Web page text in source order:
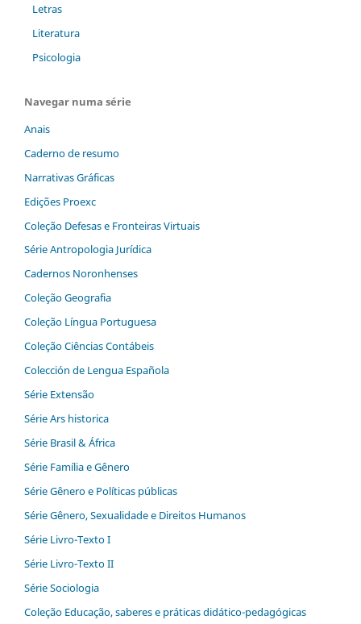
Letras
Literatura
Psicologia
Navegar numa série
Anais
Caderno de resumo
Narrativas Gráficas
Edições Proexc
Coleção Defesas e Fronteiras Virtuais
Série Antropologia Jurídica
Cadernos Noronhenses
Coleção Geografia
Coleção Língua Portuguesa
Coleção Ciências Contábeis
Colección de Lengua Española
Série Extensão
Série Ars historica
Série Brasil & África
Série Família e Gênero
Série Gênero e Políticas públicas
Série Gênero, Sexualidade e Direitos Humanos
Série Livro-Texto I
Série Livro-Texto II
Série Sociologia
Coleção Educação, saberes e práticas didático-pedagógicas